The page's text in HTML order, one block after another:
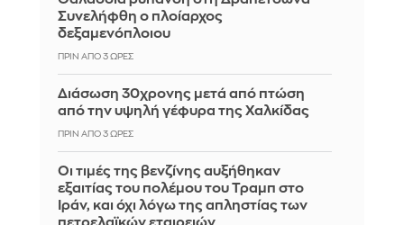
Συνελήφθη ο πλοίαρχος
δεξαμενόπλοιου
ΠΡΙΝ ΑΠΌ 3 ΏΡΕΣ
Διάσωση 30χρονης μετά από πτώση
από την υψηλή γέφυρα της Χαλκίδας
ΠΡΙΝ ΑΠΌ 3 ΏΡΕΣ
Οι τιμές της βενζίνης αυξήθηκαν
εξαιτίας του πολέμου του Τραμπ στο
Ιράν, και όχι λόγω της απληστίας των